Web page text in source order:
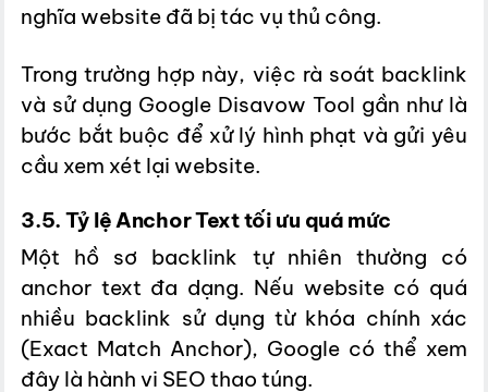
nghĩa website đã bị tác vụ thủ công.
Trong trường hợp này, việc rà soát backlink
và sử dụng Google Disavow Tool gần như là
bước bắt buộc để xử lý hình phạt và gửi yêu
cầu xem xét lại website.
3.5. Tỷ lệ Anchor Text tối ưu quá mức
Một hồ sơ backlink tự nhiên thường có
anchor text đa dạng. Nếu website có quá
nhiều backlink sử dụng từ khóa chính xác
(Exact Match Anchor), Google có thể xem
đây là hành vi SEO thao túng.